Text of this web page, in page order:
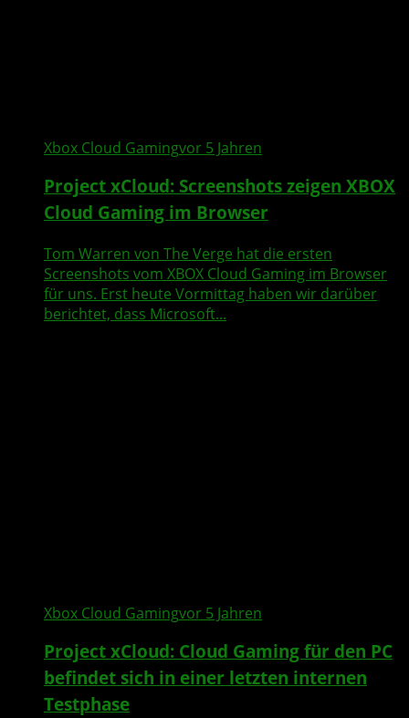
Xbox Cloud Gamingvor 5 Jahren
Project xCloud: Screenshots zeigen XBOX
Cloud Gaming im Browser
Tom Warren von The Verge hat die ersten
Screenshots vom XBOX Cloud Gaming im Browser
für uns. Erst heute Vormittag haben wir darüber
berichtet, dass Microsoft...
Xbox Cloud Gamingvor 5 Jahren
Project xCloud: Cloud Gaming für den PC
befindet sich in einer letzten internen
Testphase